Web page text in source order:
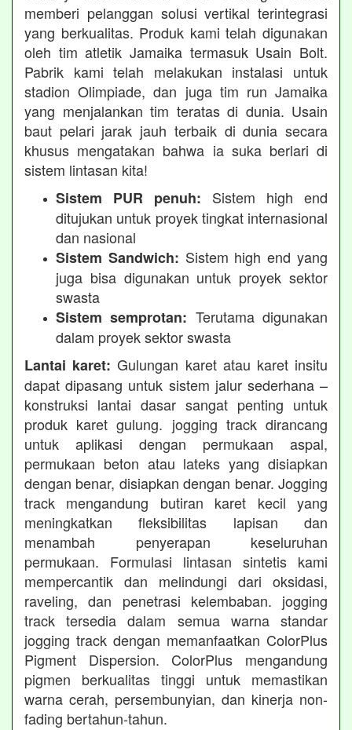
memberi pelanggan solusi vertikal terintegrasi
yang berkualitas. Produk kami telah digunakan
oleh tim atletik Jamaika termasuk Usain Bolt.
Pabrik kami telah melakukan instalasi untuk
stadion Olimpiade, dan juga tim run Jamaika
yang menjalankan tim teratas di dunia. Usain
baut pelari jarak jauh terbaik di dunia secara
khusus mengatakan bahwa ia suka berlari di
sistem lintasan kita!
Sistem PUR penuh: Sistem high end
ditujukan untuk proyek tingkat internasional
dan nasional
Sistem Sandwich: Sistem high end yang
juga bisa digunakan untuk proyek sektor
swasta
Sistem semprotan: Terutama digunakan
dalam proyek sektor swasta
Lantai karet: Gulungan karet atau karet insitu
dapat dipasang untuk sistem jalur sederhana –
konstruksi lantai dasar sangat penting untuk
produk karet gulung. jogging track dirancang
untuk aplikasi dengan permukaan aspal,
permukaan beton atau lateks yang disiapkan
dengan benar, disiapkan dengan benar. Jogging
track mengandung butiran karet kecil yang
meningkatkan fleksibilitas lapisan dan
menambah penyerapan keseluruhan
permukaan. Formulasi lintasan sintetis kami
mempercantik dan melindungi dari oksidasi,
raveling, dan penetrasi kelembaban. jogging
track tersedia dalam semua warna standar
jogging track dengan memanfaatkan ColorPlus
Pigment Dispersion. ColorPlus mengandung
pigmen berkualitas tinggi untuk memastikan
warna cerah, persembunyian, dan kinerja non-
fading bertahun-tahun.